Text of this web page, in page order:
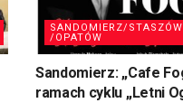
SANDOMIERZ/STASZÓW
/OPATÓW
Sandomierz: „Cafe
ramach cyklu „Letni